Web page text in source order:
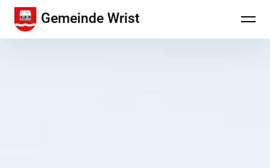
Inhalte
überspringenGemeinde Wrist